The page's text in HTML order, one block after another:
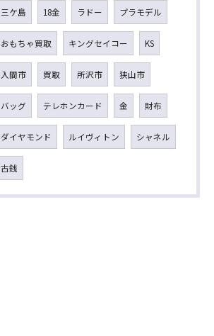
三ケ島 18金 ラドー プラモデル
おもちゃ買取 キングセイコー KS
入間市 買取 所沢市 狭山市
バッグ テレホンカード 金 財布
ダイヤモンド ルイヴィトン シャネル
古銭